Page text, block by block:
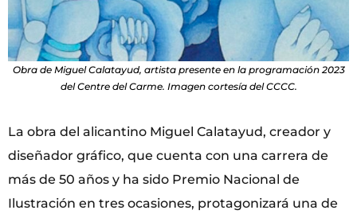
Obra de Miguel Calatayud, artista presente en la programación 2023
del Centre del Carme. Imagen cortesía del CCCC.
La obra del alicantino Miguel Calatayud, creador y
diseñador gráfico, que cuenta con una carrera de
más de 50 años y ha sido Premio Nacional de
Ilustración en tres ocasiones, protagonizará una de